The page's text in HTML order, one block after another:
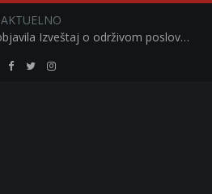
AKTUELNO
Kompanija Delez Srbija objavila Izveštaj o održivom poslovanju za 2025. godinu Briga o zajednici kroz program „Hrana za sve“ i edukaciju učenika
RetailRetailRetail